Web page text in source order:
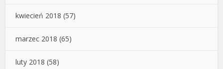
kwiecień 2018 (57)
marzec 2018 (65)
luty 2018 (58)